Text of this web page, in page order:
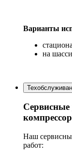
Варианты
на шасси
Сервисные
Наш
работ: